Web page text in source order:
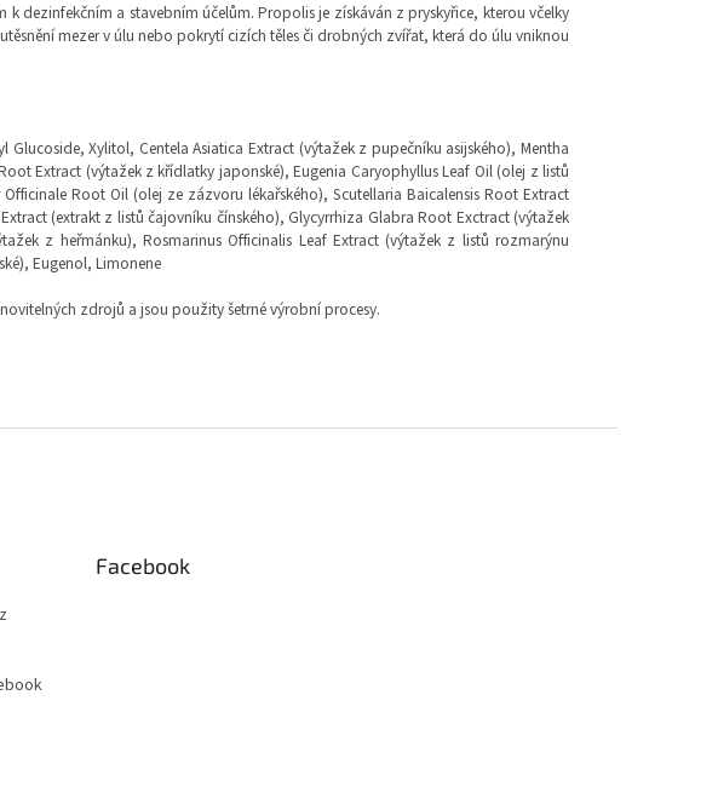
dezinfekčním a stavebním účelům. Propolis je získáván z pryskyřice, kterou včelky
mezer v úlu nebo pokrytí cizích těles či drobných zvířat, která do úlu vniknou
Xylitol, Centela Asiatica Extract (výtažek z pupečníku asijského), Mentha
Extract (výtažek z křídlatky japonské), Eugenia Caryophyllus Leaf Oil (olej z listů
Root Oil (olej ze zázvoru lékařského), Scutellaria Baicalensis Root Extract
(extrakt z listů čajovníku čínského), Glycyrrhiza Glabra Root Exctract (výtažek
z heřmánku), Rosmarinus Officinalis Leaf Extract (výtažek z listů rozmarýnu
Eugenol, Limonene
zdrojů a jsou použity šetrné výrobní procesy.
Facebook